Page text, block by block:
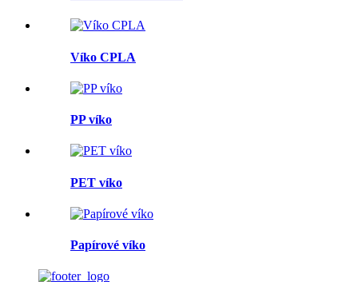
Víko CPLA
PP víko
PET víko
Papírové víko